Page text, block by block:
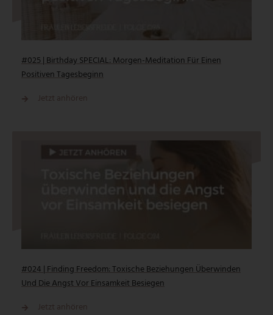
#025 | Birthday SPECIAL: Morgen-Meditation Für Einen
Positiven Tagesbeginn
Jetzt anhören
#024 | Finding Freedom: Toxische Beziehungen Überwinden
Und Die Angst Vor Einsamkeit Besiegen
Jetzt anhören